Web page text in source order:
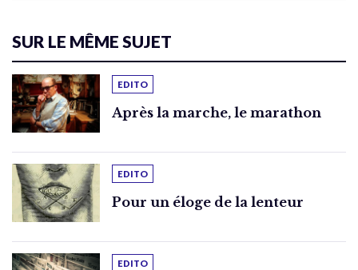
SUR LE MÊME SUJET
EDITO
Après la marche, le marathon
EDITO
Pour un éloge de la lenteur
EDITO